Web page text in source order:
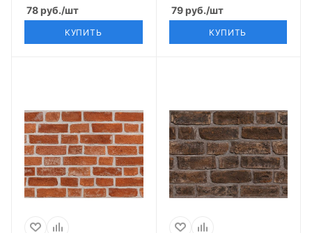
78руб./шт
КУПИТЬ
79руб./шт
КУПИТЬ